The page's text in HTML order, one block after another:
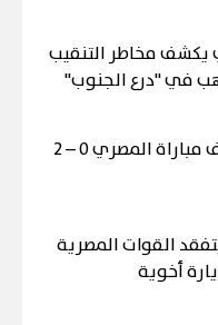
مخاطر التنقيب
في "درع الجنوب"
شاهد فيديو أهداف مباراة المصري 0 – 2
القوات المصرية
أخوية